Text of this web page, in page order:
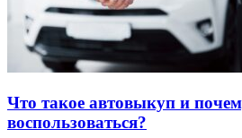
Что такое автовыкуп и
воспользоваться?